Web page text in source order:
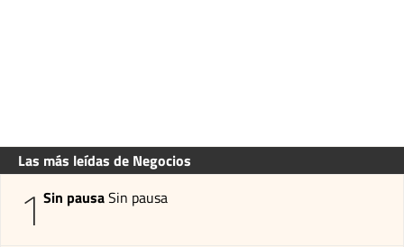
Las más leídas de Negocios
1 Sin pausaSin pausa